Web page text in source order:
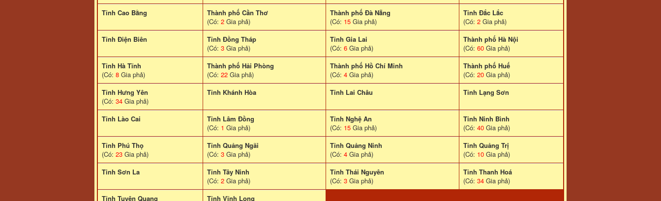
Tỉnh Cao Bằng
Thành phố Cần Thơ
(Có: 2 Gia phả)
Thành phố Đà Nẵng
(Có: 15 Gia phả)
Tỉnh Đắc Lắc
(Có: 2 Gia phả)
Tỉnh Điện Biên
Tỉnh Đồng Tháp
(Có: 3 Gia phả)
Tỉnh Gia Lai
(Có: 6 Gia phả)
Thành phố Hà Nội
(Có: 60 Gia phả)
Tỉnh Hà Tĩnh
(Có: 8 Gia phả)
Thành phố Hải Phòng
(Có: 22 Gia phả)
Thành phố Hồ Chí Minh
(Có: 4 Gia phả)
Thành phố Huế
(Có: 20 Gia phả)
Tỉnh Hưng Yên
(Có: 34 Gia phả)
Tỉnh Khánh Hòa Tinh Lai Châu Tỉnh Lạng Sơn
Tỉnh Lào Cai
Tỉnh Lâm Đồng
(Có: 1 Gia phả)
Tỉnh Nghệ An
(Có: 15 Gia phả)
Tinh Ninh Bình
(Có: 40 Gia phả)
Tỉnh Phú Thọ
(Có: 23 Gia phả)
Tỉnh Quảng Ngãi
(Có: 3 Gia phả)
Tỉnh Quảng Ninh
(Có: 4 Gia phả)
Tỉnh Quảng Trị
(Có: 10 Gia phả)
Tinh Sơn La
Tỉnh Tây Ninh
(Có: 2 Gia phả)
Tỉnh Thái Nguyên
(Có: 3 Gia phả)
Tỉnh Thanh Hoá
(Có: 34 Gia phả)
Tỉnh Tuyên Quang
Tỉnh Vĩnh Long